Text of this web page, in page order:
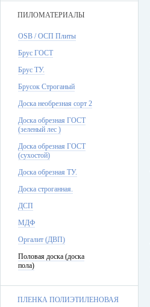
ПИЛОМАТЕРИАЛЫ
OSB / ОСП Плиты
Брус ГОСТ
Брус ТУ.
Брусок Строганый
Доска необрезная сорт 2
Доска обрезная ГОСТ
(зеленый лес )
Доска обрезная ГОСТ
(сухостой)
Доска обрезная ТУ.
Доска строганная.
ДСП
МДФ
Оргалит (ДВП)
Половая доска (доска
пола)
ПЛЕНКА ПОЛИЭТИЛЕНОВАЯ